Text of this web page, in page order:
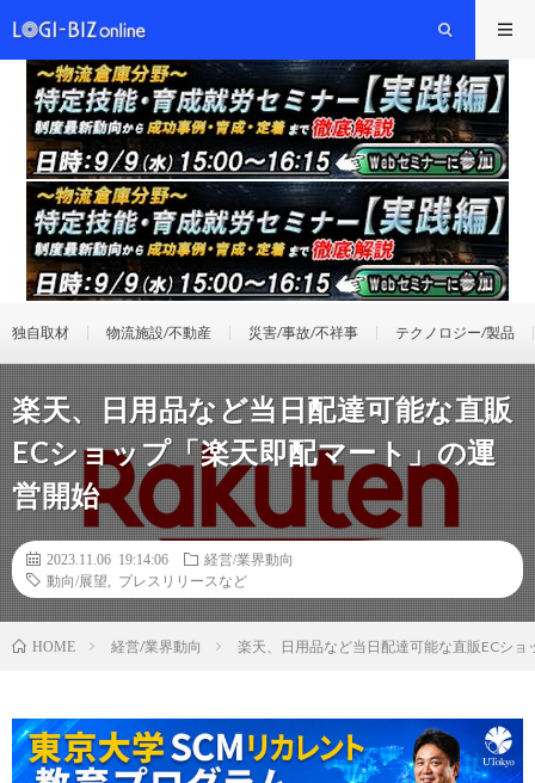
独自取材 物流施設/不動産 災害/事故/不祥事 テクノロジー/製品
楽天、日用品など当日配達可能な直販
ECショップ「楽天即配マート」の運
営開始
2023.11.06 19:14:06
経営/業界動向
動向/展望
プレスリリースなど
HOME 経営/業界動向 楽天、日用品など当日配達可能な直販ECシ